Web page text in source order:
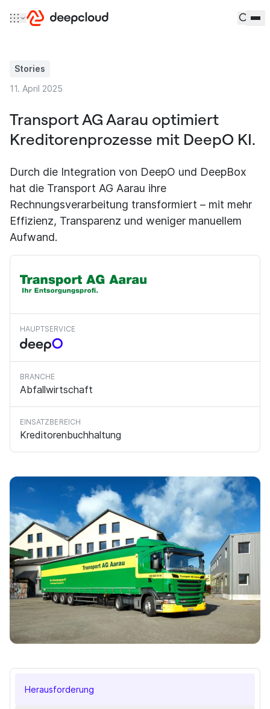
Stories
11. April 2025
Transport AG Aarau optimiert
Kreditorenprozesse mit DeepO KI.
Durch die Integration von DeepO und DeepBox
hat die Transport AG Aarau ihre
Rechnungsverarbeitung transformiert – mit mehr
Effizienz, Transparenz und weniger manuellem
Aufwand.
HAUPTSERVICE
BRANCHE
Abfallwirtschaft
EINSATZBEREICH
Kreditorenbuchhaltung
Herausforderung